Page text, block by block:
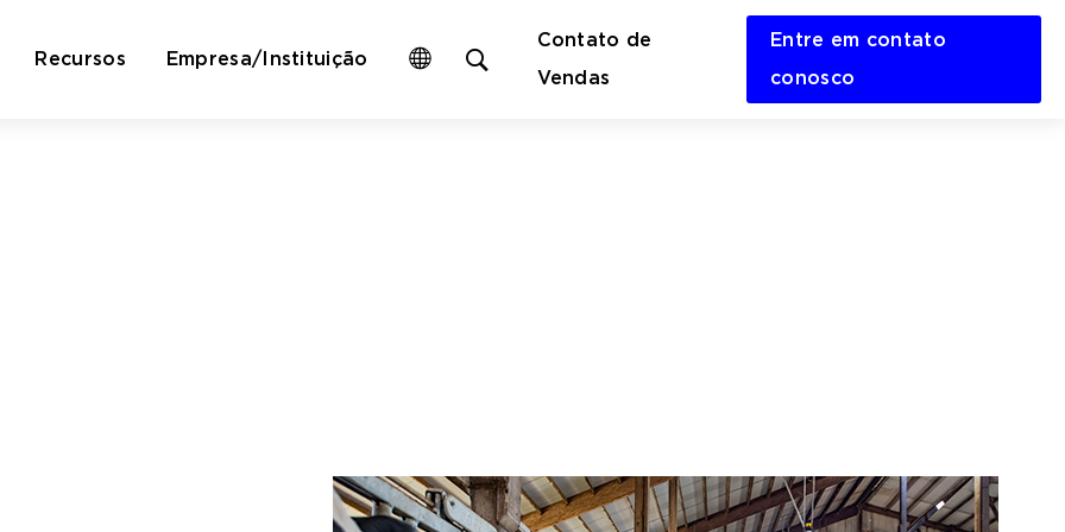
Recursos Empresa/Instituição
Contato de
Vendas
Entre em contato
conosco